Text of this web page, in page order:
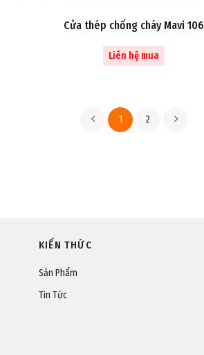
Cửa thép chống cháy Mavi 106
Liên hệ mua
1 2
KIẾN THỨC
Sản Phẩm
Tin Tức